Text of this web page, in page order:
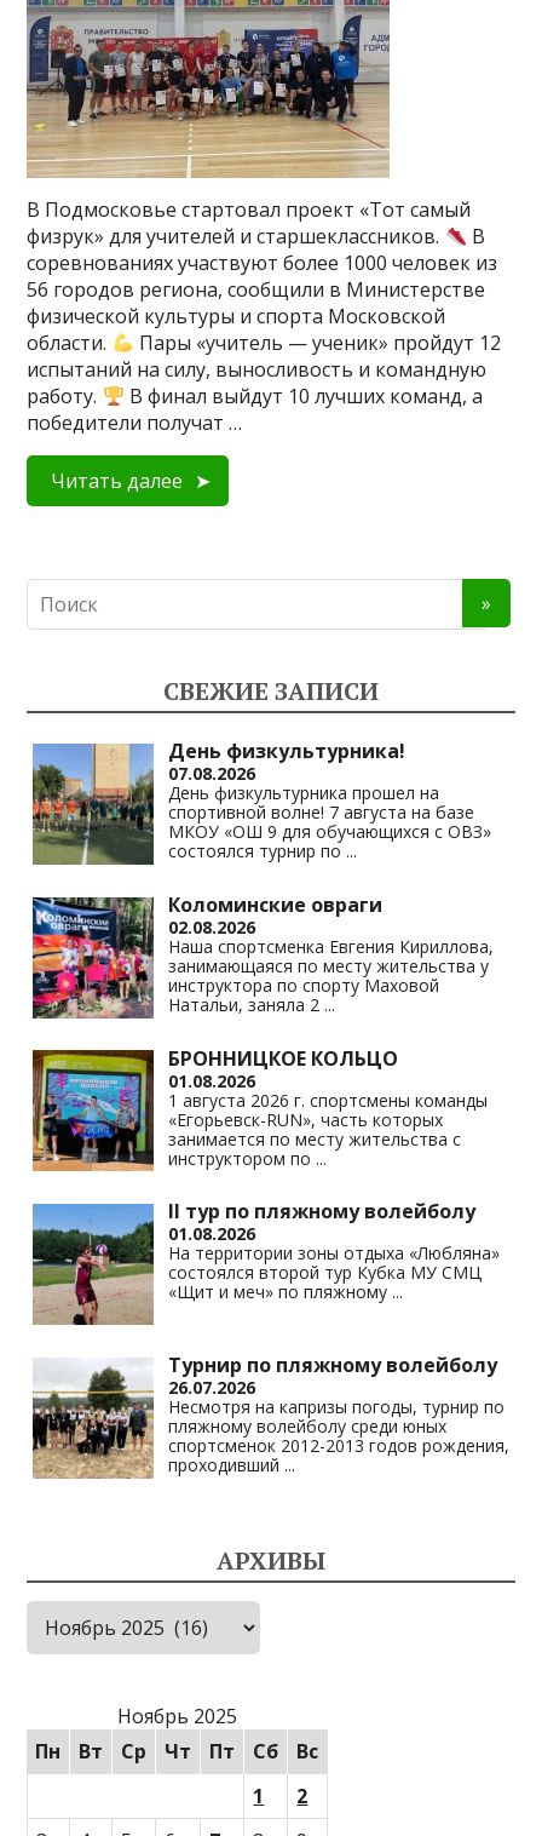
В Подмосковье стартовал проект «Тот самый
физрук» для учителей и старшеклассников.
В
соревнованиях участвуют более 1000 человек из
56 городов региона, сообщили в Министерстве
физической культуры и спорта Московской
области.
Пары «учитель — ученик» пройдут 12
испытаний на силу, выносливость и командную
работу.
В финал выйдут 10 лучших команд, а
победители получат …
Читать далее
СВЕЖИЕ ЗАПИСИ
День физкультурника!
07.08.2026
День физкультурника прошел на
спортивной волне! 7 августа на базе
МКОУ «ОШ 9 для обучающихся с ОВЗ»
состоялся турнир по ...
Коломинские овраги
02.08.2026
Наша спортсменка Евгения Кириллова,
занимающаяся по месту жительства у
инструктора по спорту Маховой
Натальи, заняла 2 ...
БРОННИЦКОЕ КОЛЬЦО
01.08.2026
1 августа 2026 г. спортсмены команды
«Егорьевск-RUN», часть которых
занимается по месту жительства с
инструктором по ...
II тур по пляжному волейболу
01.08.2026
На территории зоны отдыха «Любляна»
состоялся второй тур Кубка МУ СМЦ
«Щит и меч» по пляжному ...
Турнир по пляжному волейболу
26.07.2026
Несмотря на капризы погоды, турнир по
пляжному волейболу среди юных
спортсменок 2012-2013 годов рождения,
проходивший ...
АРХИВЫ
Архивы
Ноябрь 2025
Пн
Вт Ср Чт Пт Сб
Вс
1
2